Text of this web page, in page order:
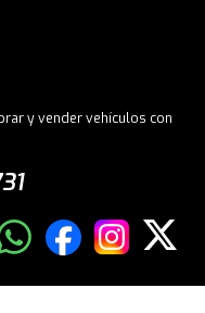
y vender vehículos con